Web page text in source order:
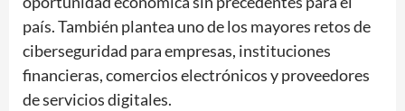
país. También plantea uno de los mayores retos de
ciberseguridad para empresas, instituciones
financieras, comercios electrónicos y proveedores
de servicios digitales.